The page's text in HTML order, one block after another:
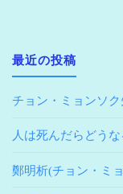
最近の投稿
チョン・ミョンソ
人は死んだらどう
鄭明析(チョン・ミ